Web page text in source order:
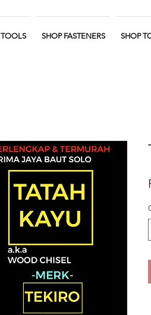
TOOLS SHOP FASTENERS SHOP